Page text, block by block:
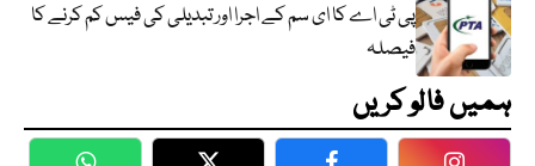
پی ٹی اے کا ای سم کے اجرا اور تبدیلی کی فیس کم کرنے کا
فیصلہ
ہمیں فالو کریں